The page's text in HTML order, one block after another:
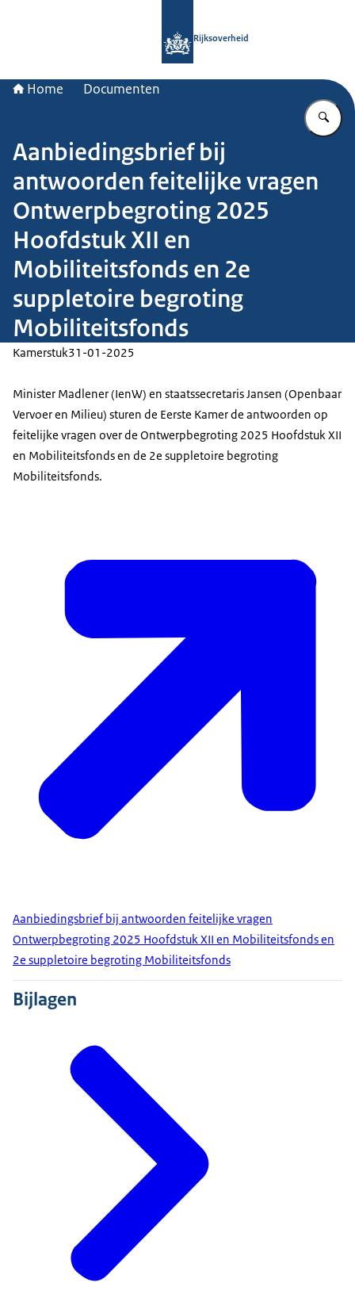
Rijksoverheid
Home Documenten
Aanbiedingsbrief bij
antwoorden feitelijke vragen
Ontwerpbegroting 2025
Hoofdstuk XII en
Mobiliteitsfonds en 2e
suppletoire begroting
Mobiliteitsfonds
Kamerstuk31-01-2025
Minister Madlener (IenW) en staatssecretaris Jansen (Openbaar
Vervoer en Milieu) sturen de Eerste Kamer de antwoorden op
feitelijke vragen over de Ontwerpbegroting 2025 Hoofdstuk XII
en Mobiliteitsfonds en de 2e suppletoire begroting
Mobiliteitsfonds.
Aanbiedingsbrief bij antwoorden feitelijke vragen
Ontwerpbegroting 2025 Hoofdstuk XII en Mobiliteitsfonds en
2e suppletoire begroting Mobiliteitsfonds
Bijlagen